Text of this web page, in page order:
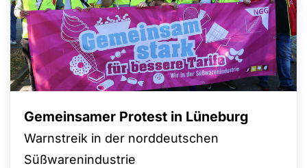
Gemeinsamer Protest in Lüneburg
Warnstreik in der norddeutschen
Süßwarenindustrie